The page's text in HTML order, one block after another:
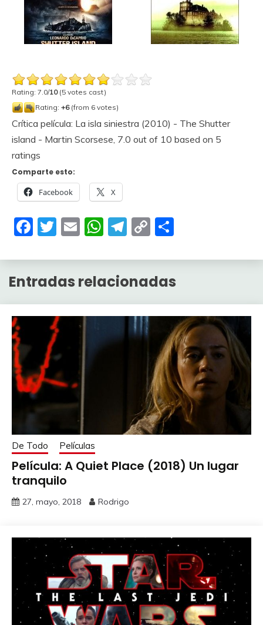
Rating: 7.0/10(5 votes cast)
Rating: +6(from 6 votes)
Crítica película: La isla siniestra (2010) - The Shutter
island - Martin Scorsese, 7.0 out of 10 based on 5
ratings
Comparte esto:
Facebook X
Facebook
Twitter
EmailWhatsApp
Telegram
Copy
Entradas relacionadas
De Todo Películas
Película: A Quiet Place (2018) Un lugar
tranquilo
27, mayo, 2018 Rodrigo